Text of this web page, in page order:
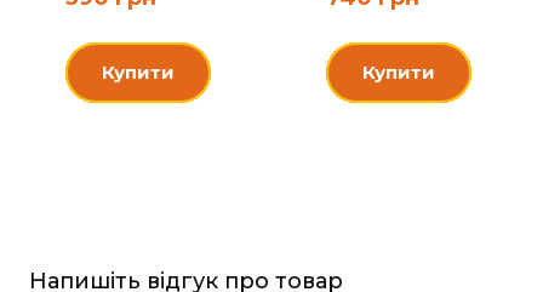
Купити Купити
Напишіть відгук про товар